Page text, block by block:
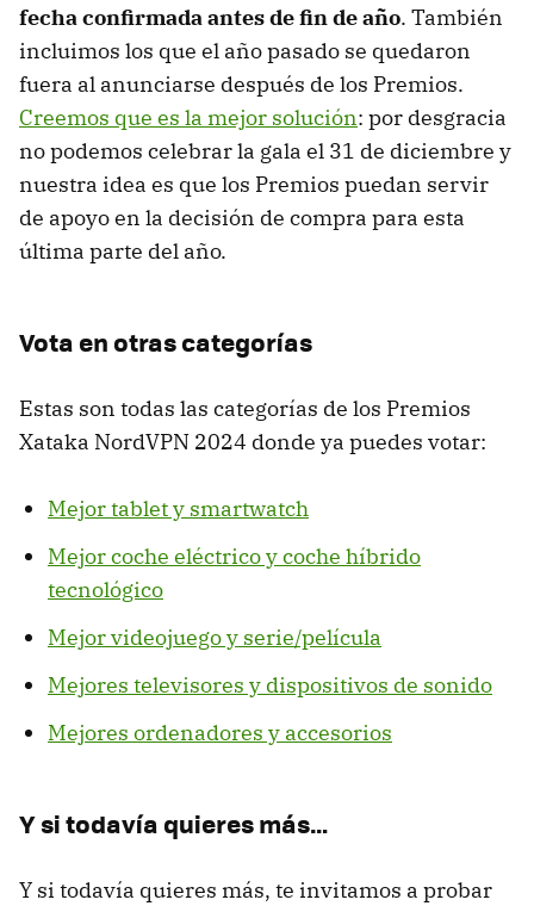
fecha confirmada antes de fin de año. También
incluimos los que el año pasado se quedaron
fuera al anunciarse después de los Premios.
Creemos que es la mejor solución: por desgracia
no podemos celebrar la gala el 31 de diciembre y
nuestra idea es que los Premios puedan servir
de apoyo en la decisión de compra para esta
última parte del año.
Vota en otras categorías
Estas son todas las categorías de los Premios
Xataka NordVPN 2024 donde ya puedes votar:
Mejor tablet y smartwatch
Mejor coche eléctrico y coche híbrido
tecnológico
Mejor videojuego y serie/película
Mejores televisores y dispositivos de sonido
Mejores ordenadores y accesorios
Y si todavía quieres más…
Y si todavía quieres más, te invitamos a probar